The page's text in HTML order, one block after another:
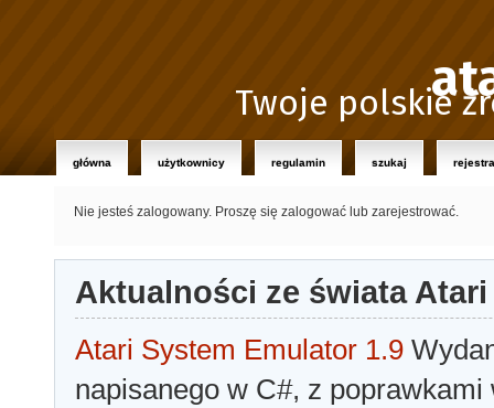
Twoje polskie
główna użytkownicy regulamin szukaj
Nie jesteś zalogowany. Proszę się zalogować lub zarejestrować.
Aktualności ze świata Atari
Atari System Emulator 1.9
napisanego w C#, z poprawkami